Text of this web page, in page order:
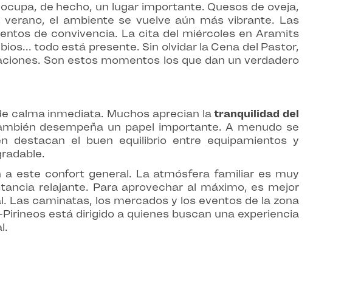
ocupa, de hecho, un lugar importante. Quesos de oveja,
el ambiente se vuelve aún más vibrante. Las
de convivencia. La cita del miércoles en Aramits
todo está presente. Sin olvidar la Cena del Pastor,
Son estos momentos los que dan un verdadero
calma inmediata. Muchos aprecian latranquilidad del
desempeña un papel importante. A menudo se
destacan el buen equilibrio entre equipamientos y
a este confort general. La atmósfera familiar es muy
relajante. Para aprovechar al máximo, es mejor
Las caminatas, los mercados y los eventos de la zona
está dirigido a quienes buscan una experiencia